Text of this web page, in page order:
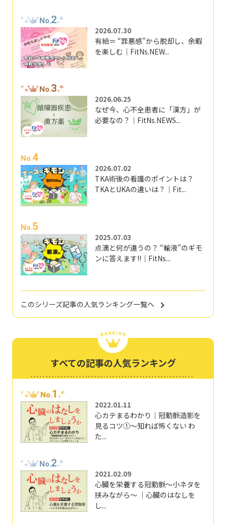
No.2
2026.07.30
有給＝ “罪悪感”から脱却し、余暇
を楽しむ｜FitNs.NEW...
No.3
2026.06.25
なぜ今、心不全患者に「漢方」が
必要なの？｜FitNs.NEWS...
No.4
2026.07.02
TKA術後の看護のポイントは？
TKAとUKAの違いは？｜Fit...
No.5
2025.07.03
点滴と何が違うの？ “輸液”のギモ
ンに答えます!!｜FitNs...
このシリーズ記事の人気ランキング一覧へ
すべての記事の人気ランキング
No.1
2022.01.11
心カテまるわかり｜冠動脈造影を
見るコツ①～知れば怖くない わ
た...
No.2
2021.02.09
心臓を栄養する冠動脈～小ネタを
挟みながら～ ｜心臓のはなしを
し...